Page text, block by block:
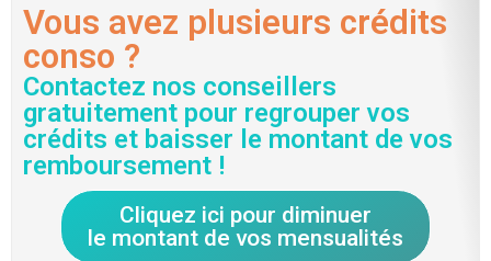
Vous avez plusieurs crédits
conso ?
Contactez nos conseillers
gratuitement pour regrouper vos
crédits et baisser le montant de vos
remboursement !
Cliquez ici pour diminuer
le montant de vos mensualités